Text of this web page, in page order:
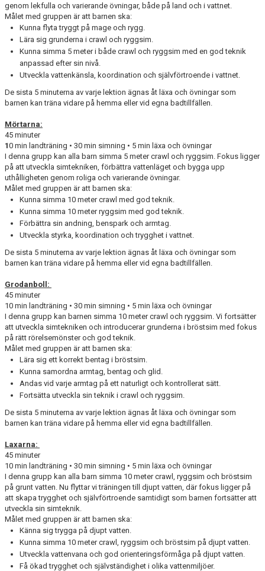
genom lekfulla och varierande övningar, både på land och i vattnet.
Målet med gruppen är att barnen ska:
Kunna flyta tryggt på mage och rygg.
Lära sig grunderna i crawl och ryggsim.
Kunna simma 5 meter i både crawl och ryggsim med en god teknik
anpassad efter sin nivå.
Utveckla vattenkänsla, koordination och självförtroende i vattnet.
De sista 5 minuterna av varje lektion ägnas åt läxa och övningar som
barnen kan träna vidare på hemma eller vid egna badtillfällen.
Mörtarna:
45 minuter
10 min landträning • 30 min simning • 5 min läxa och övningar
I denna grupp kan alla barn simma 5 meter crawl och ryggsim. Fokus ligger
på att utveckla simtekniken, förbättra vattenläget och bygga upp
uthålligheten genom roliga och varierande övningar.
Målet med gruppen är att barnen ska:
Kunna simma 10 meter crawl med god teknik.
Kunna simma 10 meter ryggsim med god teknik.
Förbättra sin andning, benspark och armtag.
Utveckla styrka, koordination och trygghet i vattnet.
De sista 5 minuterna av varje lektion ägnas åt läxa och övningar som
barnen kan träna vidare på hemma eller vid egna badtillfällen.
Grodanboll:
45 minuter
10 min landträning • 30 min simning • 5 min läxa och övningar
I denna grupp kan barnen simma 10 meter crawl och ryggsim. Vi fortsätter
att utveckla simtekniken och introducerar grunderna i bröstsim med fokus
på rätt rörelsemönster och god teknik.
Målet med gruppen är att barnen ska:
Lära sig ett korrekt bentag i bröstsim.
Kunna samordna armtag, bentag och glid.
Andas vid varje armtag på ett naturligt och kontrollerat sätt.
Fortsätta utveckla sin teknik i crawl och ryggsim.
De sista 5 minuterna av varje lektion ägnas åt läxa och övningar som
barnen kan träna vidare på hemma eller vid egna badtillfällen.
Laxarna:
45 minuter
10 min landträning • 30 min simning • 5 min läxa och övningar
I denna grupp kan alla barn simma 10 meter crawl, ryggsim och bröstsim
på grunt vatten. Nu flyttar vi träningen till djupt vatten, där fokus ligger på
att skapa trygghet och självförtroende samtidigt som barnen fortsätter att
utveckla sin simteknik.
Målet med gruppen är att barnen ska:
Känna sig trygga på djupt vatten.
Kunna simma 10 meter crawl, ryggsim och bröstsim på djupt vatten.
Utveckla vattenvana och god orienteringsförmåga på djupt vatten.
Få ökad trygghet och självständighet i olika vattenmiljöer.